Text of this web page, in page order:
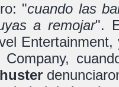
"cuando las
a remojar".
Company,